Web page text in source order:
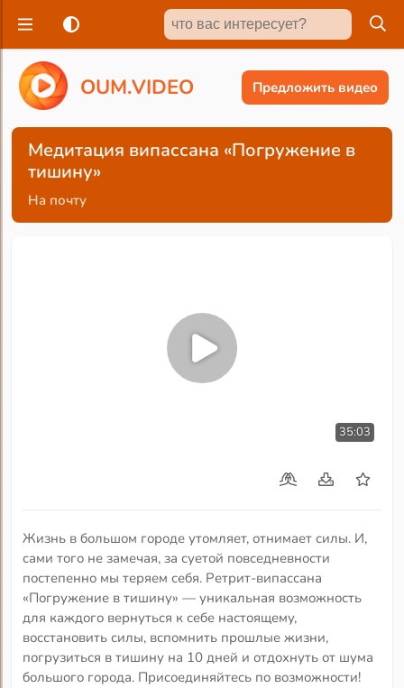
OUM.VIDEO Предложить видео
Медитация випассана «Погружение в
тишину»
На почту
35:03
Жизнь в большом городе утомляет, отнимает силы. И,
сами того не замечая, за суетой повседневности
постепенно мы теряем себя. Ретрит-випассана
«Погружение в тишину» — уникальная возможность
для каждого вернуться к себе настоящему,
восстановить силы, вспомнить прошлые жизни,
погрузиться в тишину на 10 дней и отдохнуть от шума
большого города. Присоединяйтесь по возможности!